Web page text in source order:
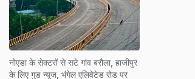
नोएडा के सेक्टरों से सटे गांव बरौला, हाजीपुर
के लिए गुड न्यूज, भंगेल एलिवेटेड रोड पर